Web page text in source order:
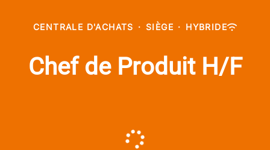
CENTRALE D'ACHATS · SIÈGE · HYBRIDE
Chef de Produit H/F